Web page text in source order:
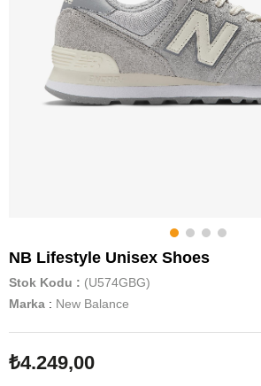
NB Lifestyle Unisex Shoes
Stok Kodu
(U574GBG)
Marka : New Balance
₺4.249,00